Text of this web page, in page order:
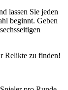
lassen Sie jeden
beginnt. Geben
Relikte zu finden!